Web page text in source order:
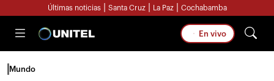
Últimas noticias Santa Cruz La Paz Cochabamba
En vivo
Mundo